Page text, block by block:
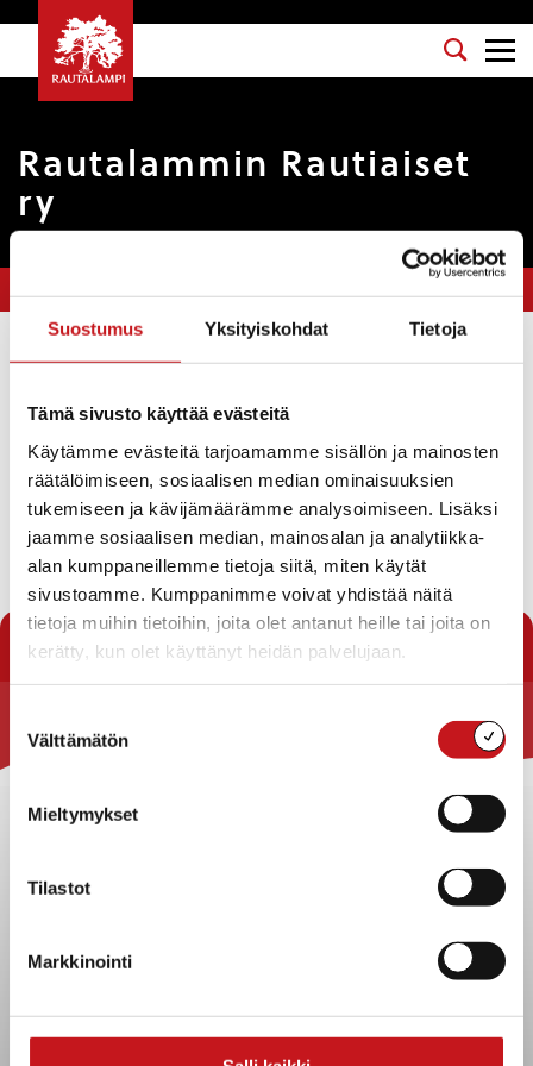
Suostumus Yksityiskohdat Tietoja
Tämä sivusto käyttää evästeitä
Käytämme evästeitä tarjoamamme sisällön ja mainosten
räätälöimiseen, sosiaalisen median ominaisuuksien
tukemiseen ja kävijämäärämme analysoimiseen. Lisäksi
jaamme sosiaalisen median, mainosalan ja analytiikka-
alan kumppaneillemme tietoja siitä, miten käytät
sivustoamme. Kumppanimme voivat yhdistää näitä
tietoja muihin tietoihin, joita olet antanut heille tai joita on
kerätty, kun olet käyttänyt heidän palvelujaan.
valinta
Välttämätön
Mieltymykset
Tilastot
Markkinointi
Rautalammin Rautiaiset
ry
Kotisivut:https://www.facebook.com/rautiaiset
Vastuuhenkilö: Elina Närhi
Sähköposti : elina@vauvauva.fi
Puhelinnumero: 0400 952809
Kategoria: Nuorisojärjestöt
« Yhdistykset
Rautalammin kunta
Kuntainfo
sopimukset
Evästeet
Tietosuoja